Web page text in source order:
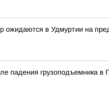
ожидаются в Удмуртии на
падения грузоподъемника в